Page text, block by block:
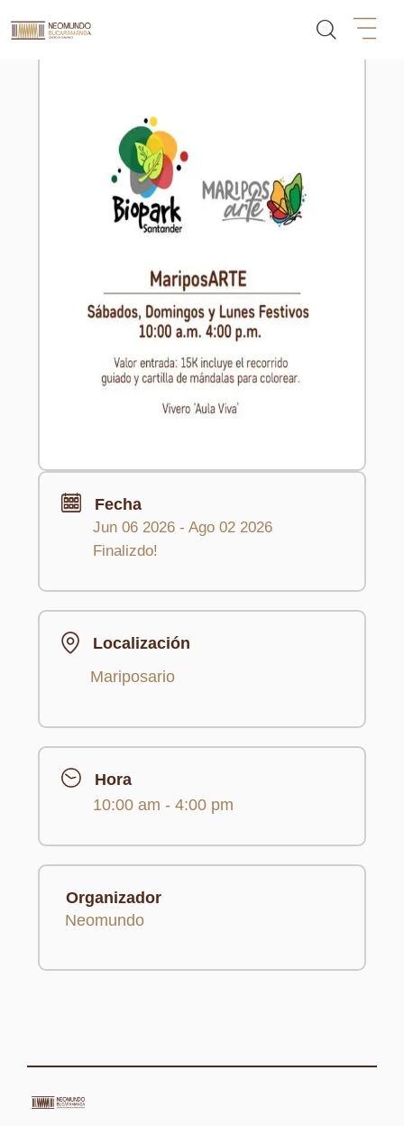
Fecha
Jun 06 2026 - Ago 02 2026
Finalizdo!
Localización
Mariposario
Hora
10:00 am - 4:00 pm
Organizador
Neomundo